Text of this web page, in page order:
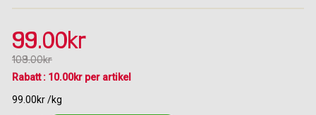
99.00kr
109.00kr
Rabatt : 10.00kr per artikel
99.00kr /kg